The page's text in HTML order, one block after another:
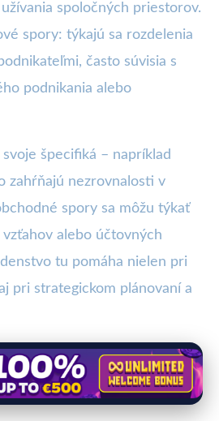
spoločných priestorov.
spory: týkajú sa rozdelenia
často súvisia s
podnikania alebo
špecifiká – napríklad
zahŕňajú nezrovnalosti v
spory sa môžu týkať
alebo účtovných
tu pomáha nielen pri
pri strategickom plánovaní a